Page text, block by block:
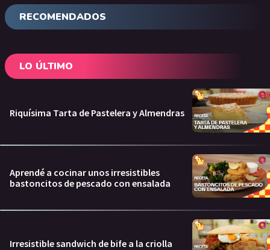
RECOMENDADOS
LO ÚLTIMO
Riquísima Tarta de Pastelera y Almendras
Aprendé a cocinar unos irresistibles
bastoncitos de pescado con ensalada
Irresistible sandwich de bife a la criolla